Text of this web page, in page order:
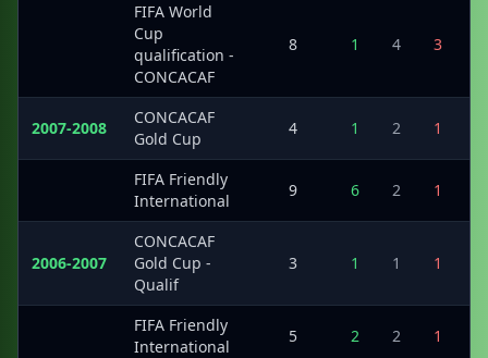
FIFA World
Cup
qualification -
CONCACAF
8 1 4 3
2007-2008
CONCACAF
Gold Cup
4 1 2 1
FIFA Friendly
International
9 6 2 1
2006-2007
CONCACAF
Gold Cup -
Qualif
3 1 1 1
FIFA Friendly
International
5 2 2 1